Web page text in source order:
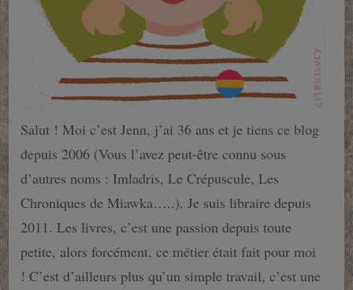
Salut ! Moi c’est Jenn, j’ai 36 ans et je tiens ce blog
depuis 2006 (Vous l’avez peut-être connu sous
d’autres noms : Imladris, Le Crépuscule, Les
Chroniques de Miawka…..). Je suis libraire depuis
2011. Les livres, c’est une passion depuis toute
petite, alors forcément, ce métier était fait pour moi
! C’est d’ailleurs plus qu’un simple travail, c’est une